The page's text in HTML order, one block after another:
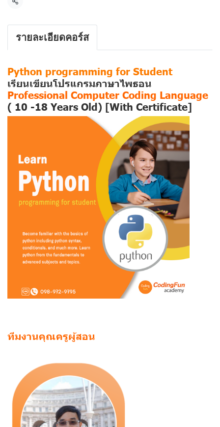
แชร์
รายละเอียดคอร์ส
Python programming for Student
เรียนเขียนโปรแกรมภาษาไพธอน
Professional Computer Coding Language
( 10 -18 Years Old) [With Certificate]
ทีมงานคุณครูผู้สอน